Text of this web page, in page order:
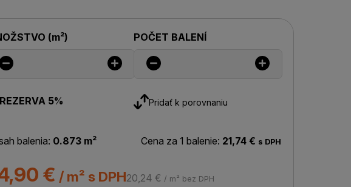
(m²) POČET BALENÍ
REZERVA 5% Pridať k porovnaniu
balenia: 0.873 m² Cena za 1 balenie: 21,74 € s DPH
€ / m² s DPH20,24 € / m² bez DPH